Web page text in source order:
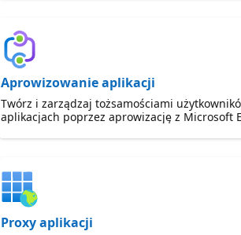
Aprowizowanie aplikacji
Twórz i zarządzaj tożsamościami
aplikacjach poprzez aprowizację z Microsoft
Proxy aplikacji